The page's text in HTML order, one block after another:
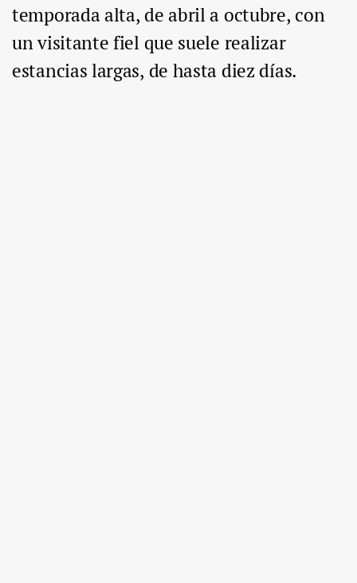
temporada alta, de abril a octubre, con
un visitante fiel que suele realizar
estancias largas, de hasta diez días.